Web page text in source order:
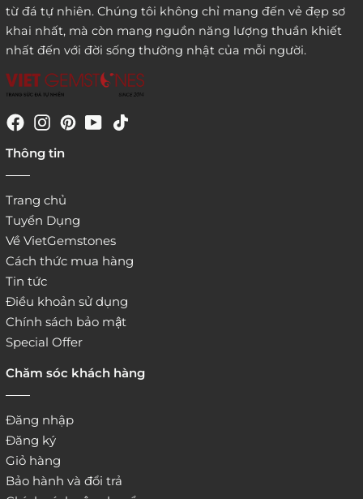
website:
từ đá tự nhiên. Chúng tôi không chỉ mang đến vẻ đẹp sơ
khai nhất, mà còn mang nguồn năng lượng thuần khiết
nhất đến với đời sống thường nhật của mỗi người.
Thông tin
Trang chủ
Tuyển Dụng
Về VietGemstones
Cách thức mua hàng
Tin tức
Điều khoản sử dụng
Chính sách bảo mật
Special Offer
Chăm sóc khách hàng
Đăng nhập
Đăng ký
Giỏ hàng
Bảo hành và đổi trả